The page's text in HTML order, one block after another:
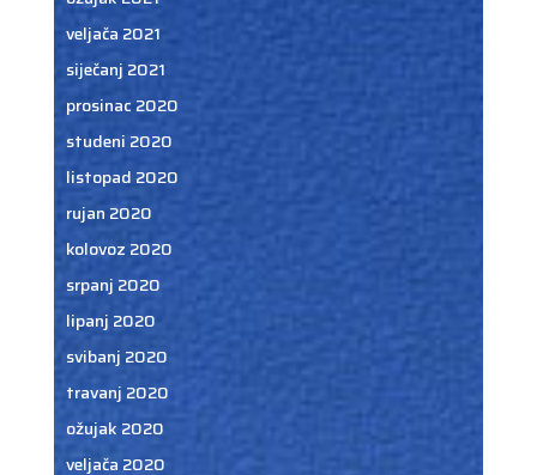
veljača 2021
siječanj 2021
prosinac 2020
studeni 2020
listopad 2020
rujan 2020
kolovoz 2020
srpanj 2020
lipanj 2020
svibanj 2020
travanj 2020
ožujak 2020
veljača 2020